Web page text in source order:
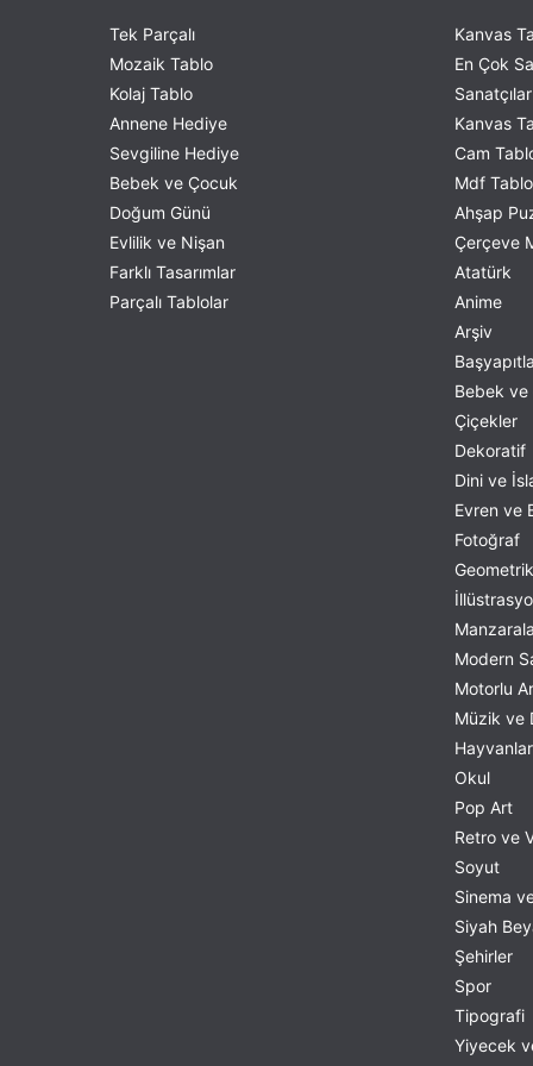
Arthur Kampf
Arthur Mathews
August Friedrich
August Macke
August Strindberg
Balthazar Nebot
Tek Parçalı
Mozaik Tablo
Kolaj Tablo
Annene Hediye
Sevgiline Hediye
Bebek ve Çocuk
Doğum Günü
Evlilik ve Nişan
Farklı Tasarımlar
Parçalı Tablolar
Kanvas
En Çok
Sanatçılar
Kanvas
Cam
Mdf
Ahşap
Çerçeve
Atatürk
Anime
Arşiv
Bebek ve
Çiçekler
Dekoratif
Dini ve
Evren ve
Fotoğraf
Geometrik
Modern
Motorlu
Müzik ve
Hayvanlar
Okul
Pop Art
Retro ve
Soyut
Sinema
Siyah
Şehirler
Spor
Tipografi
Yiyecek